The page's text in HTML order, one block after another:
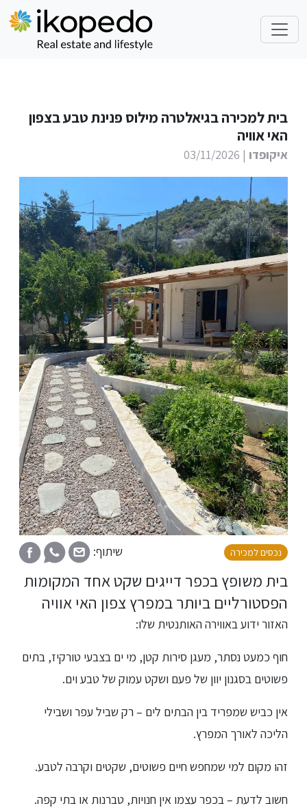
בית למכירה בגיאלטרה מילוס פנינת טבע בצפון
האי אוויה
איקופדו | 03/11/2026
נכסים למכירה שיתוף:
בית משופץ בכפר דייגים שקט אחד המקומות
הפסטורליים ביותר במפרץ צפון האי אוויה
האזור ידוע באווירה האותנטית שלו:
חוף כמעט נסתר, מעגן סירות קטן, מי ים בצבעי טורקיז, בתים
פשוטים בסגנון יוון של פעם ושקט עמוק של טבע וים.
אין כביש שמפריד בין הבתים לים – רק שביל עפר ושבילי
הליכה לאורך המפרץ.
זהו מקום למי שמחפש חיים פשוטים, שקטים וקרבה לטבע.
חשוב לדעת – בכפר עצמו אין חנויות, טברנות או בתי קפה.